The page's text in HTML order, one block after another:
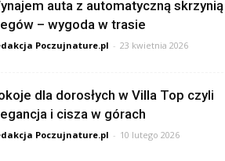
auta z automatyczną skrzynią
– wygoda w trasie
Poczujnature.pl - 23 kwietnia 2026
dla dorosłych w Villa Top czyli
i cisza w górach
Poczujnature.pl - 10 lutego 2026